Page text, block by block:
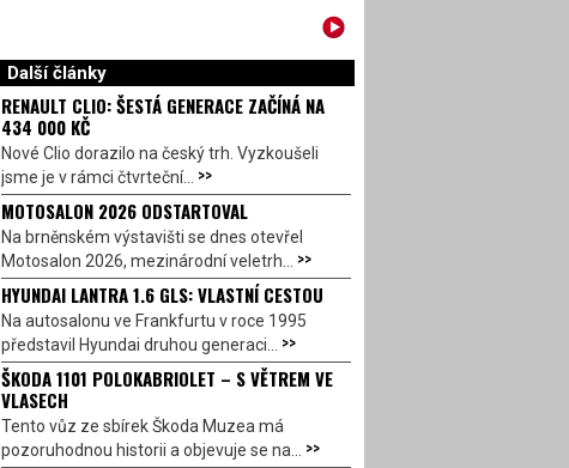
Další články
RENAULT CLIO: ŠESTÁ GENERACE ZAČÍNÁ NA
434 000 KČ
Nové Clio dorazilo na český trh. Vyzkoušeli
jsme je v rámci čtvrteční... >>
MOTOSALON 2026 ODSTARTOVAL
Na brněnském výstavišti se dnes otevřel
Motosalon 2026, mezinárodní veletrh... >>
HYUNDAI LANTRA 1.6 GLS: VLASTNÍ CESTOU
Na autosalonu ve Frankfurtu v roce 1995
představil Hyundai druhou generaci... >>
ŠKODA 1101 POLOKABRIOLET – S VĚTREM VE
VLASECH
Tento vůz ze sbírek Škoda Muzea má
pozoruhodnou historii a objevuje se na... >>